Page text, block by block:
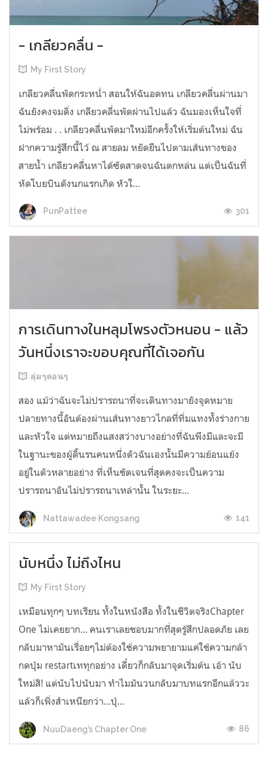
- เกลียวคลื่น -
My First Story
เกลียวคลื่นพัดกระหน่ำ สอนให้ฉันอดทน เกลียวคลื่นผ่านมา
ฉันยังคงจมดิ่ง เกลียวคลื่นพัดผ่านไปแล้ว ฉันมองเห็นใจที่
ไม่พร้อม . . เกลียวคลื่นพัดมาใหม่อีกครั้งให้เริ่มต้นใหม่ ฉัน
ฝากความรู้สึกนี้ไว้ ณ สายลม หยัดยืนไปตามเส้นทางของ
สายน้ำ เกลียวคลื่นหาได้ซัดสาดจนฉันตกหล่น แต่เป็นฉันที่
หัดโบยบินดังนกแรกเกิด หัวใ...
PunPattee 301
การเดินทางในหลุมโพรงตัวหนอน - แล้ว
วันหนึ่งเราจะขอบคุณที่ได้เจอกัน
ลุ่มๆดอนๆ
สอง แม้ว่าฉันจะไม่ปรารถนาที่จะเดินทางมายังจุดหมาย
ปลายทางนี้อันต้องผ่านเส้นทางยาวไกลที่ทิ่มแทงทั้งร่างกาย
และหัวใจ แต่หมายถึงแสงสว่างบางอย่างที่ฉันพึงมีและจะมี
ในฐานะของผู้ดิ้นรนคนหนึ่งตัวฉันเองนั้นมีความย้อนแย้ง
อยู่ในตัวหลายอย่าง ที่เห็นชัดเจนที่สุดคงจะเป็นความ
ปรารถนาอันไม่ปรารถนาเหล่านั้น ในระยะ...
Nattawadee Kongsang 141
นับหนึ่ง ไม่ถึงไหน
My First Story
เหมือนทุกๆ บทเรียน ทั้งในหนังสือ ทั้งในชีวิตจริงChapter
One ไม่เคยยาก... คนเราเลยชอบมากที่สุดรู้สึกปลอดภัย เลย
กลับมาหามันเรื่อยๆไม่ต้องใช้ความพยายามแค่ใช้ความกล้า
กดปุ่ม restartเททุกอย่าง เดี๋ยวก็กลับมาจุดเริ่มต้น เอ้า นับ
ใหม่สิ! แต่นับไปนับมา ทำไมมันวนกลับมาบทแรกอีกแล้ววะ
แล้วก็เพิ่งสำเหนียกว่า...ปุ่...
NuuDaeng’s Chapter One 86